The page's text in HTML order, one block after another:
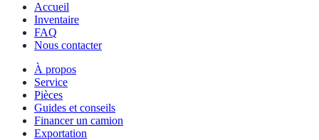
Accueil
Inventaire
FAQ
Nous contacter
À propos
Service
Pièces
Guides et conseils
Financer un camion
Exportation